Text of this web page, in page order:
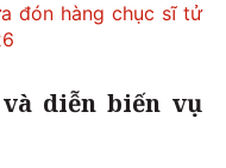
đón hàng chục sĩ tử
diễn biến vụ